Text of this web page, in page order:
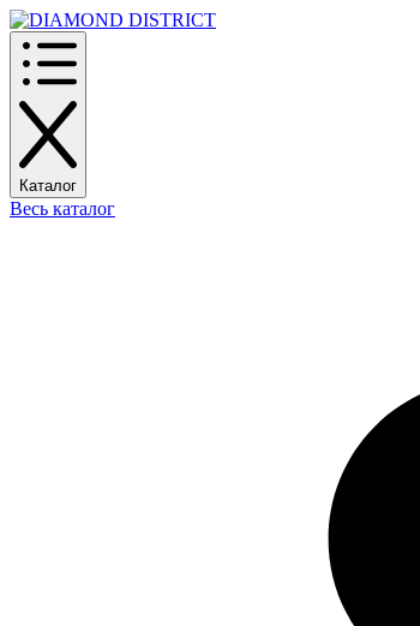
Каталог
Весь каталог